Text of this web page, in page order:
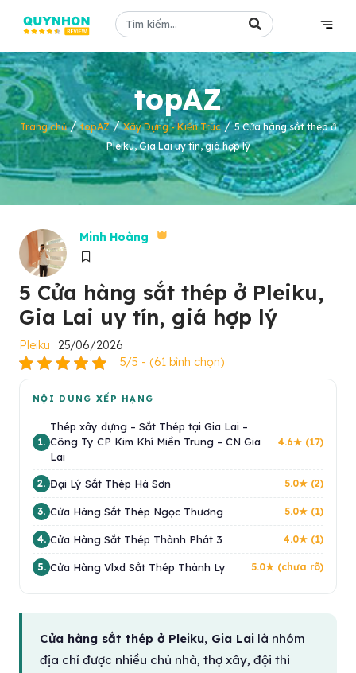
topAZ
Trang chủ/topAZ/Xây Dựng - Kiến Trúc/5 Cửa hàng sắt thép ở
Pleiku, Gia Lai uy tín, giá hợp lý
Minh Hoàng
5 Cửa hàng sắt thép ở Pleiku,
Gia Lai uy tín, giá hợp lý
Pleiku
25/06/2026
5/5 - (61 bình chọn)
NỘI DUNG XẾP HẠNG
1.
Thép xây dựng – Sắt Thép tại Gia Lai –
Công Ty CP Kim Khí Miền Trung – CN Gia
Lai
4.6★ (17)
2. Đại Lý Sắt Thép Hà Sơn 5.0★ (2)
3. Cửa Hàng Sắt Thép Ngọc Thương 5.0★ (1)
4. Cửa Hàng Sắt Thép Thành Phát 3 4.0★ (1)
5. Cửa Hàng Vlxd Sắt Thép Thành Ly 5.0★ (chưa rõ)
Cửa hàng sắt thép ở Pleiku, Gia Lai là nhóm
địa chỉ được nhiều chủ nhà, thợ xây, đội thi